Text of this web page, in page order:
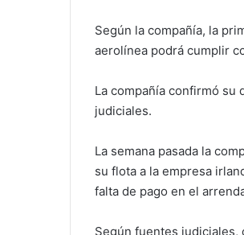
Según la compañía, la
aerolínea podrá cumplir
La compañía confirmó
judiciales.
La semana pasada la
su flota a la empresa
falta de pago en el
Según fuentes